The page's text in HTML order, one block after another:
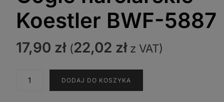
Koestler BWF-5887
17,90 zł (22,02 złz VAT)
DODAJ DO KOSZYKA